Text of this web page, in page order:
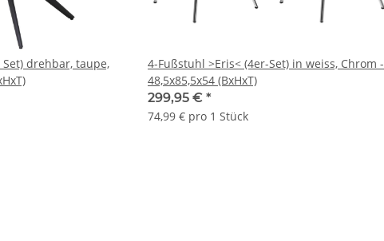
drehbar, taupe,
4-Fußstuhl >Eris< (4er-Set) in weiss, Chrom -
48,5x85,5x54 (BxHxT)
299,95 € *
74,99 € pro 1 Stück